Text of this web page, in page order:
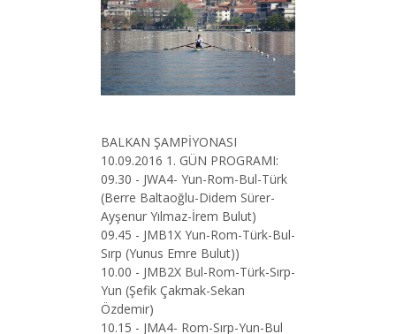
BALKAN ŞAMPİYONASI
10.09.2016 1. GÜN PROGRAMI:
09.30 - JWA4- Yun-Rom-Bul-Türk
(Berre Baltaoğlu-Didem Sürer-
Ayşenur Yılmaz-İrem Bulut)
09.45 - JMB1X Yun-Rom-Türk-Bul-
Sırp (Yunus Emre Bulut))
10.00 - JMB2X Bul-Rom-Türk-Sırp-
Yun (Şefik Çakmak-Sekan
Özdemir)
10.15 - JMA4- Rom-Sırp-Yun-Bul